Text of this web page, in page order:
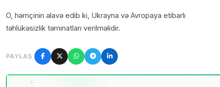
O, həmçinin əlavə edib ki, Ukrayna və Avropaya etibarlı
təhlükəsizlik təminatları verilməlidir.
PAYLAŞ